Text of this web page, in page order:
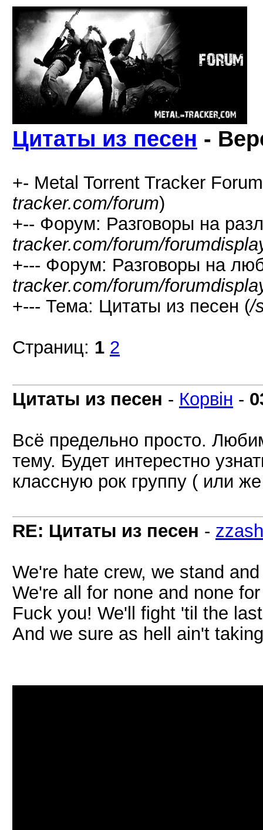
Цитаты из песен -
+- Metal Torrent Tracker
tracker.com/forum)
+-- Форум: Разговоры на
tracker.com/forum/
+--- Форум: Разговоры на
tracker.com/forum/
+--- Тема: Цитаты из песен (/
Страниц: 1 2
Цитаты из песен - Корвін -
Всё предельно просто.
тему. Будет интерестно
классную рок группу ( или
RE: Цитаты из песен -
We're hate crew, we stand
We're all for none and none
Fuck you! We'll fight 'til the
And we sure as hell ain't